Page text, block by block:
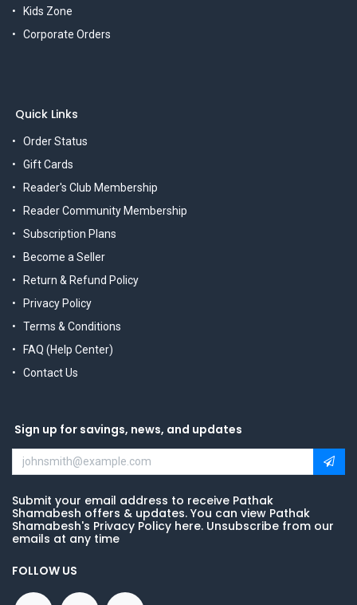
Kids Zone
Corporate Orders
Quick Links
Order Status
Gift Cards
Reader's Club Membership
Reader Community Membership
Subscription Plans
Become a Seller
Return & Refund Policy
Privacy Policy
Terms & Conditions
FAQ (Help Center)
Contact Us
Sign up for savings, news, and updates
Submit your email address to receive Pathak
Shamabesh offers & updates. You can view Pathak
Shamabesh's Privacy Policy here. Unsubscribe from our
emails at any time
FOLLOW US